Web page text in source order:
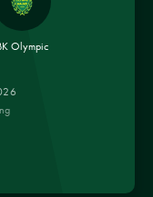
Olympic